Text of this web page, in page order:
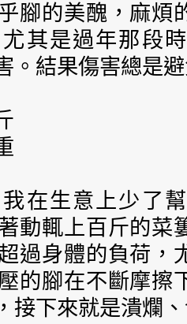
腳的美醜，麻煩
其是過年那段
。結果傷害總是
在生意上少了
動輒上百斤的菜
過身體的負荷，
的腳在不斷摩擦
接下來就是潰爛